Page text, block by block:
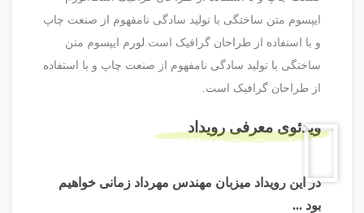
ایپسوم متن ساختگی با تولید سادگی نامفهوم از صنعت چاپ
و با استفاده از طراحان گرافیک است.لورم ایپسوم متن
ساختگی با تولید سادگی نامفهوم از صنعت چاپ و با استفاده
از طراحان گرافیک است.
ویدئوی معرفی رویداد
در این رویداد میزبان مهندس مهرداد زمانی خواهیم
بود ...